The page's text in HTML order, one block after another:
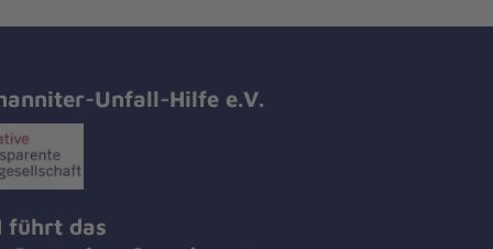
Unfall-Hilfe e.V.
führt das